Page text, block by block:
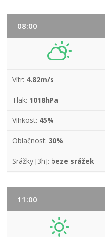
08:00
Vítr: 4.82m/s
Tlak: 1018hPa
Vlhkost: 45%
Oblačnost: 30%
Srážky [3h]: beze srážek
11:00